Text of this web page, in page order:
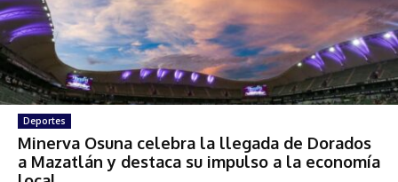
Deportes
Minerva Osuna celebra la llegada de Dorados
a Mazatlán y destaca su impulso a la economía